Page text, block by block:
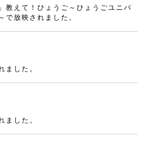
教えて！ひょうご～ひょうごユニバ
で放映されました。
ました。
ました。